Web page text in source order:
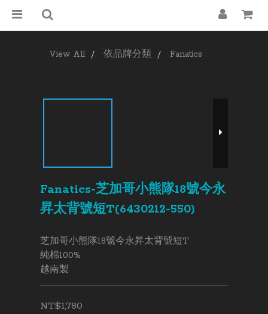
View All 依品牌分類 Fanatics
Fanatics-芝加哥小熊隊18號今永
昇太背號短T(6430212-550)
芝加哥小熊隊18號今永昇太背號短T
純棉100%
越南製
NT$1,780